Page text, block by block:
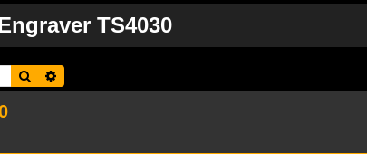
TS4030
Suche